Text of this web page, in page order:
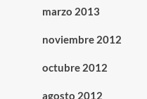
marzo 2013
noviembre 2012
octubre 2012
agosto 2012